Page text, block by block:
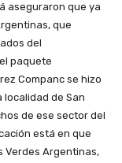
aseguraron que ya
que
del
paquete
Companc se hizo
de San
de ese sector del
está en que
Verdes Argentinas,